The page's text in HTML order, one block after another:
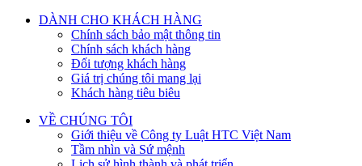
DÀNH CHO KHÁCH HÀNG
Chính sách bảo mật thông tin
Chính sách khách hàng
Đối tượng khách hàng
Giá trị chúng tôi mang lại
Khách hàng tiêu biêu
VỀ CHÚNG TÔI
Giới thiệu về Công ty Luật HTC Việt Nam
Tầm nhìn và Sứ mệnh